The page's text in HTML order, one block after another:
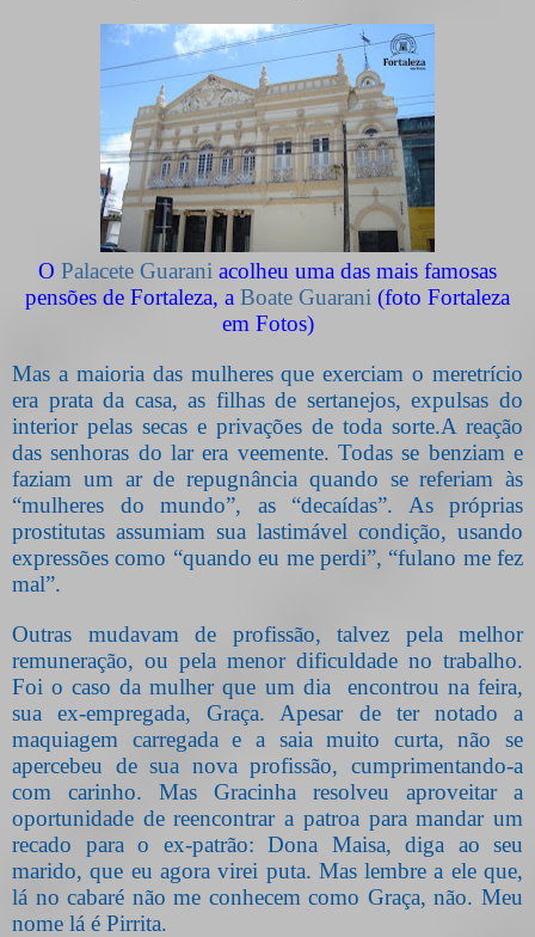
O Palacete Guarani acolheu uma das mais famosas
pensões de Fortaleza, a Boate Guarani (foto Fortaleza
em Fotos)
Mas a maioria das mulheres que exerciam o meretrício
era prata da casa, as filhas de sertanejos, expulsas do
interior pelas secas e privações de toda sorte.A reação
das senhoras do lar era veemente. Todas se benziam e
faziam um ar de repugnância quando se referiam às
“mulheres do mundo”, as “decaídas”. As próprias
prostitutas assumiam sua lastimável condição, usando
expressões como “quando eu me perdi”, “fulano me fez
mal”.
Outras mudavam de profissão, talvez pela melhor
remuneração, ou pela menor dificuldade no trabalho.
Foi o caso da mulher que um dia encontrou na feira,
sua ex-empregada, Graça. Apesar de ter notado a
maquiagem carregada e a saia muito curta, não se
apercebeu de sua nova profissão, cumprimentando-a
com carinho. Mas Gracinha resolveu aproveitar a
oportunidade de reencontrar a patroa para mandar um
recado para o ex-patrão: Dona Maisa, diga ao seu
marido, que eu agora virei puta. Mas lembre a ele que,
lá no cabaré não me conhecem como Graça, não. Meu
nome lá é Pirrita.